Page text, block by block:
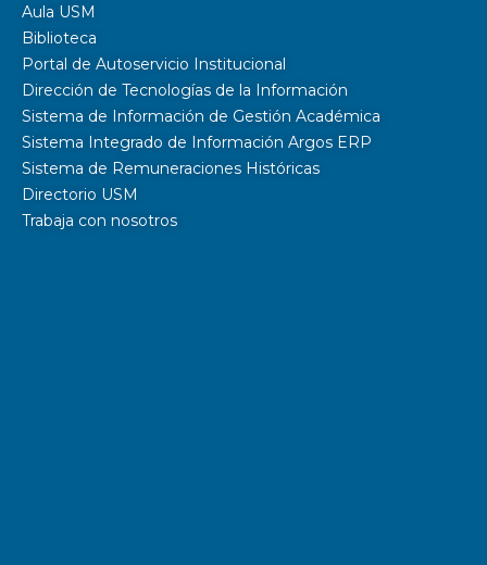
Aula USM
Biblioteca
Portal de Autoservicio Institucional
Dirección de Tecnologías de la Información
Sistema de Información de Gestión Académica
Sistema Integrado de Información Argos ERP
Sistema de Remuneraciones Históricas
Directorio USM
Trabaja con nosotros